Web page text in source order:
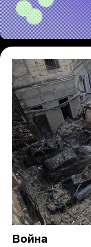
Война